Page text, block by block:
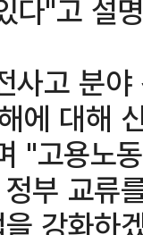
다"고 설
사고 분
에 대해
"고용노
부 교류
강화하